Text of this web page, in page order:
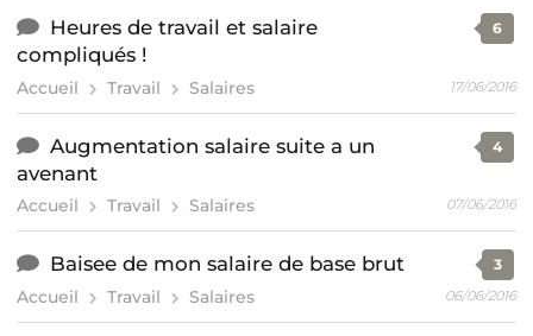
Heures de travail et salaire
compliqués !
Accueil Travail Salaires
6
17/06/2016
Augmentation salaire suite a un
avenant
Accueil Travail Salaires
4
07/06/2016
Baisee de mon salaire de base brut
Accueil Travail Salaires
3
06/06/2016